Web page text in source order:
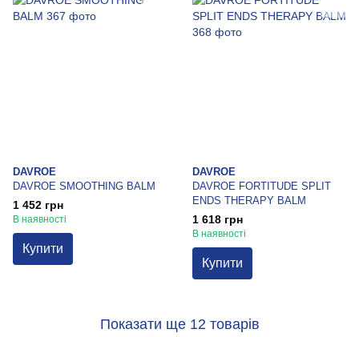
DAVROE
DAVROE SMOOTHING BALM
1 452 грн
В наявності
Купити
DAVROE
DAVROE FORTITUDE SPLIT
ENDS THERAPY BALM
1 618 грн
В наявності
Купити
Показати ще 12 товарів